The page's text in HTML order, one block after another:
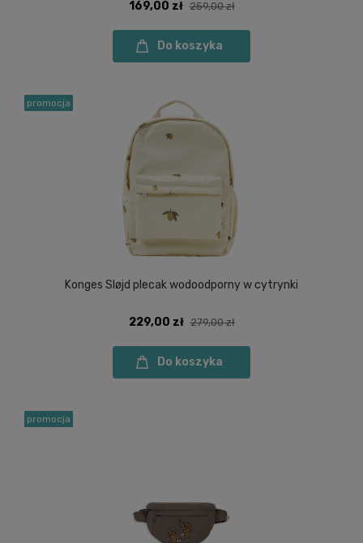
169,00 zł 259,00 zł
Do koszyka
Konges Sløjd plecak wodoodporny w cytrynki
229,00 zł 279,00 zł
Do koszyka
promocja
promocja